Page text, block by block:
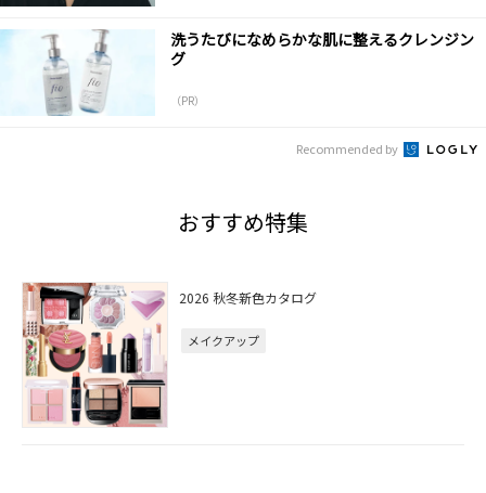
洗うたびになめらかな肌に整えるクレンジン
グ
（PR）
Recommended by
おすすめ特集
2026 秋冬新色カタログ
メイクアップ